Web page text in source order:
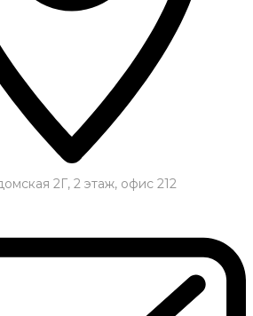
2Г, 2 этаж, офис 212